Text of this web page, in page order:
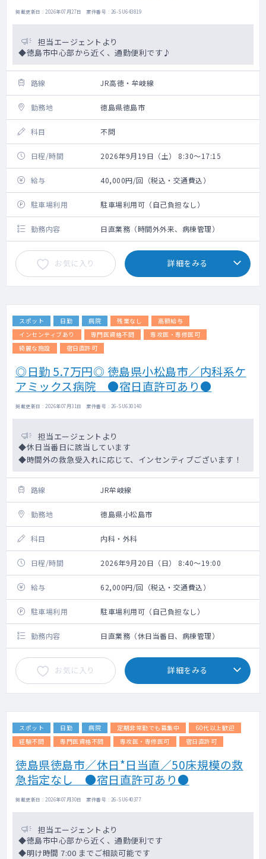
掲載更新日 : 2026年07月27日 案件番号 : 26-SU643819
担当エージェントより
◆徳島市中心部から近く、通勤便利です♪
路線 JR高徳・牟岐線
勤務地 徳島県徳島市
科目 不問
日程/時間 2026年9月19日（土） 8:30～17:15
給与 40,000円/回（税込・交通費込）
駐車場利用 駐車場利用可（自己負担なし）
勤務内容 日直業務（時間外外来、病棟管理）
お気に入り 詳細をみる
スポット 日勤 病院 残業なし
高額給与
インセンティブあり
専門医資格不問
専攻医・専修医可
綺麗な施設
宿日直許可
◎日勤 5.7万円◎ 徳島県小松島市／内科系ケ
アミックス病院 ●宿日直許可あり●
掲載更新日 : 2026年07月31日 案件番号 : 26-SU630140
担当エージェントより
◆休日当番日に該当しています
◆時間外の救急受入れに応じて、インセンティブございます！
路線 JR牟岐線
勤務地 徳島県小松島市
科目 内科・外科
日程/時間 2026年9月20日（日） 8:40～19:00
給与 62,000円/回（税込・交通費込）
駐車場利用 駐車場利用可（自己負担なし）
勤務内容 日直業務（休日当番日、病棟管理）
お気に入り 詳細をみる
スポット 日勤 病院 定期非常勤でも募集中
60代以上歓迎
経験不問
専門医資格不問 専攻医・専修医可 宿日直許可
徳島県徳島市／休日*日当直／50床規模の救
急指定なし ●宿日直許可あり●
掲載更新日 : 2026年07月30日 案件番号 : 26-SU640377
担当エージェントより
◆徳島市中心部から近く、通勤便利です
◆明け時間 7:00 までご相談可能です